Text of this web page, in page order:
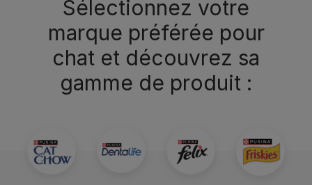
Sélectionnez votre
marque préférée pour
chat et découvrez sa
gamme de produit :